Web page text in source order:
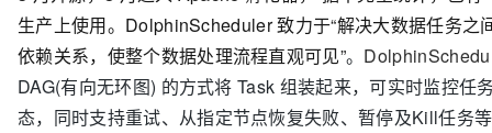
生产上使用。DolphinScheduler 致力于“解决大数据任务之
依赖关系，使整个数据处理流程直观可见”。
DAG(有向无环图) 的方式将 Task 组装起来，可实时监控任
态，同时支持重试、从指定节点恢复失败、暂停及Kill任务